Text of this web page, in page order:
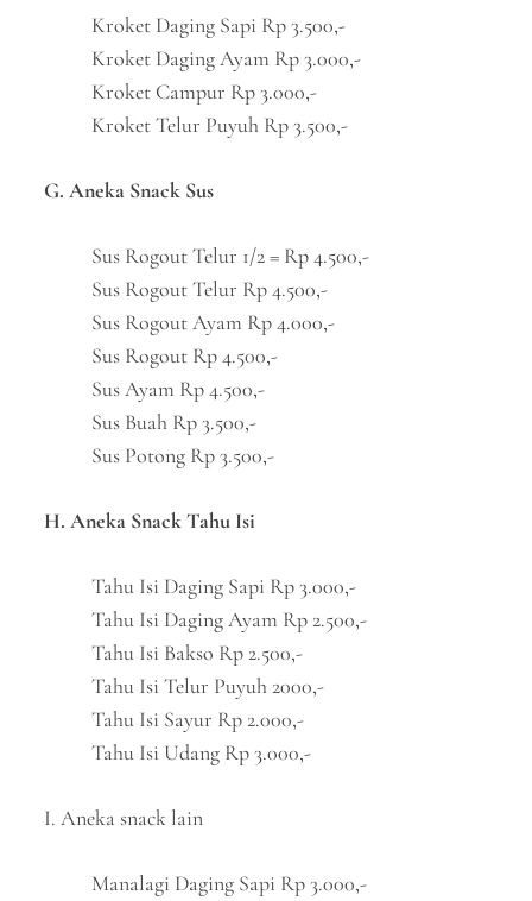
Kroket Daging Sapi Rp 3.500,-
Kroket Daging Ayam Rp 3.000,-
Kroket Campur Rp 3.000,-
Kroket Telur Puyuh Rp 3.500,-
G. Aneka Snack Sus
Sus Rogout Telur 1/2 = Rp 4.500,-
Sus Rogout Telur Rp 4.500,-
Sus Rogout Ayam Rp 4.000,-
Sus Rogout Rp 4.500,-
Sus Ayam Rp 4.500,-
Sus Buah Rp 3.500,-
Sus Potong Rp 3.500,-
H. Aneka Snack Tahu Isi
Tahu Isi Daging Sapi Rp 3.000,-
Tahu Isi Daging Ayam Rp 2.500,-
Tahu Isi Bakso Rp 2.500,-
Tahu Isi Telur Puyuh 2000,-
Tahu Isi Sayur Rp 2.000,-
Tahu Isi Udang Rp 3.000,-
I. Aneka snack lain
Manalagi Daging Sapi Rp 3.000,-